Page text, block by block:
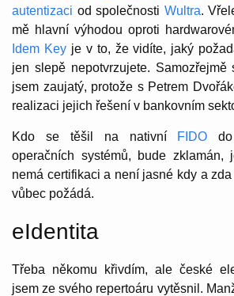
autentizaci od společnosti Wultra.
mě hlavní výhodou oproti
Idem Keyje v to, že vidíte, jaký
jen slepě nepotvrzujete.
jsem zaujatý, protože s Petrem
realizaci jejich řešení v bankovním
Kdo se těšil na nativní FIDO do
operačních systémů, bude zklamán,
nemá certifikaci a není jasné kdy a
vůbec požádá.
eIdentita
Třeba někomu křivdím, ale české
jsem ze svého repertoáru vytěsnil.